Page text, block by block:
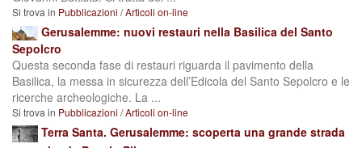
Si trova in Pubblicazioni /Articoli on-line
Gerusalemme: nuovi restauri nella Basilica del Santo
Sepolcro
Questa seconda fase di restauri riguarda il pavimento della
Basilica, la messa in sicurezza dell’Edicola del Santo Sepolcro e le
ricerche archeologiche. La ...
Si trova in Pubblicazioni /Articoli on-line
Terra Santa. Gerusalemme: scoperta una grande strada